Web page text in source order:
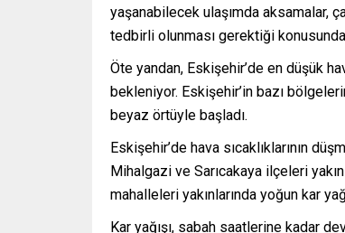
yaşanabilecek ulaşımda aksamalar,
tedbirli olunması gerektiği konusunda
Öte yandan, Eskişehir’de en düşük
bekleniyor. Eskişehir’in bazı
beyaz örtüyle başladı.
Eskişehir’de hava sıcaklıklarının
Mihalgazi ve Sarıcakaya ilçeleri
mahalleleri yakınlarında yoğun kar
Kar yağışı, sabah saatlerine kadar